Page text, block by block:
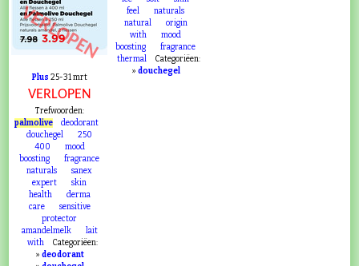
VERLOPEN
Plus 25-31 mrt
VERLOPEN
Trefwoorden:
palmolive
deodorant
douchegel
250
400
mood
boosting
fragrance
naturals
sanex
expert
skin
health
derma
care
sensitive
protector
amandelmelk
lait
with
Categoriëen:
» deodorant
feel
naturals
natural
origin
with
mood
boosting
fragrance
thermal
Categoriëen:
» douchegel